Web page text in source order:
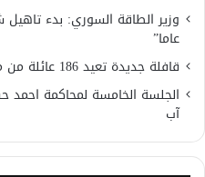
عاما”
قافلة جديدة تعيد 186 عائلة من مخيمات الشمال إلى ريف حماة
آب